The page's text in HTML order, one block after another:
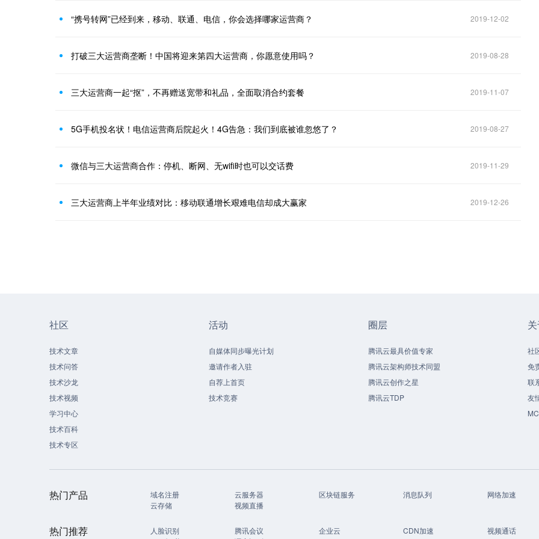
“携号转网”已经到来，移动、联通、电信，你会选择哪家运营商？ 2019-12-02
打破三大运营商垄断！中国将迎来第四大运营商，你愿意使用吗？ 2019-08-28
三大运营商一起“抠”，不再赠送宽带和礼品，全面取消合约套餐 2019-11-07
5G手机投名状！电信运营商后院起火！4G告急：我们到底被谁忽悠了？ 2019-08-27
微信与三大运营商合作：停机、断网、无wifi时也可以交话费 2019-11-29
三大运营商上半年业绩对比：移动联通增长艰难电信却成大赢家 2019-12-26
社区
技术文章
技术问答
技术沙龙
技术视频
学习中心
技术百科
技术专区
活动
自媒体同步曝光计划
邀请作者入驻
自荐上首页
技术竞赛
圈层
腾讯云最具价值专家
腾讯云架构师技术同盟
腾讯云创作之星
腾讯云TDP
社
免
联
友
热门产品 域名注册 云服务器 区块链服务 消息队列
网络加速
云存储
视频直播
热门推荐 人脸识别 腾讯会议 企业云 CDN加速
视频通话